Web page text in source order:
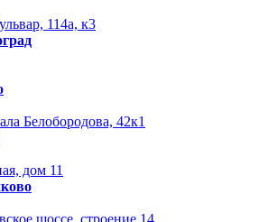
114а, к3
Белобородова, 42к1
дом 11
шоссе, строение 14